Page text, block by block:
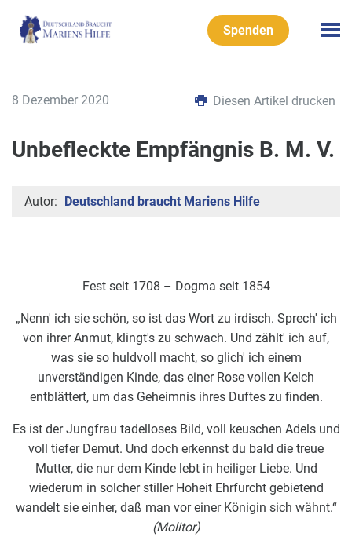
Spenden
8 Dezember 2020 Diesen Artikel drucken
Unbefleckte Empfängnis B. M. V.
Autor: Deutschland braucht Mariens Hilfe
Fest seit 1708 – Dogma seit 1854
„Nenn' ich sie schön, so ist das Wort zu irdisch. Sprech' ich
von ihrer Anmut, klingt's zu schwach. Und zählt' ich auf,
was sie so huldvoll macht, so glich' ich einem
unverständigen Kinde, das einer Rose vollen Kelch
entblättert, um das Geheimnis ihres Duftes zu finden.
Es ist der Jungfrau tadelloses Bild, voll keuschen Adels und
voll tiefer Demut. Und doch erkennst du bald die treue
Mutter, die nur dem Kinde lebt in heiliger Liebe. Und
wiederum in solcher stiller Hoheit Ehrfurcht gebietend
wandelt sie einher, daß man vor einer Königin sich wähnt.“
(Molitor)